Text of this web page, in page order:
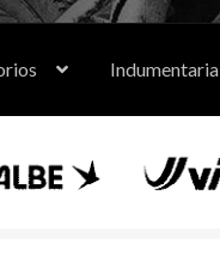
Indumentaria